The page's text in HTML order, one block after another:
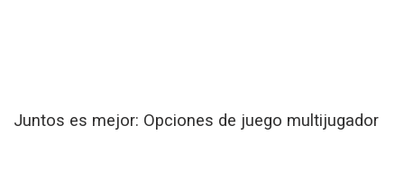
Juntos es mejor: Opciones de juego multijugador